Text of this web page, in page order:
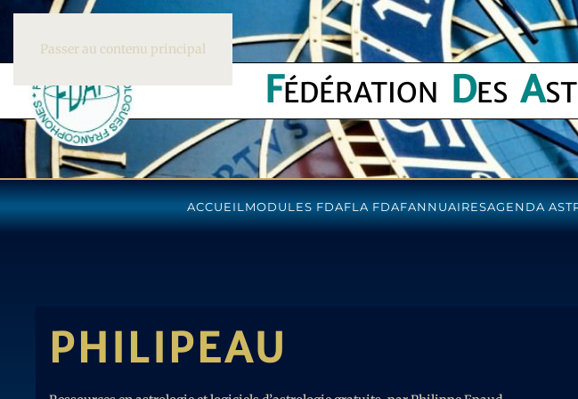
Passer au contenu principal
FÉDÉRATION DES A
ACCUEIL MODULES FDAFLA FDAFANNUAIRESAGENDA
PHILIPEAU